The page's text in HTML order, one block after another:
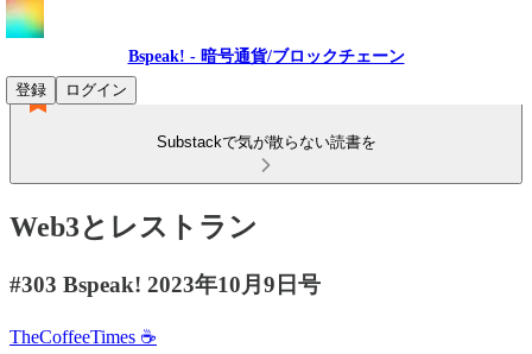
Bspeak! - 暗号通貨/ブロックチェーン
登録
ログイン
Substackで気が散らない読書を
Web3とレストラン
#303 Bspeak! 2023年10月9日号
TheCoffeeTimes ☕